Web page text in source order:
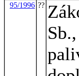
95/1996 ??